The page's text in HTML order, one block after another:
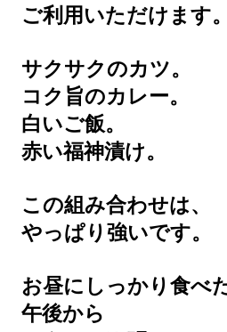
ご利用いただけます。
サクサクのカツ。
コク旨のカレー。
白いご飯。
赤い福神漬け。
この組み合わせは、
やっぱり強いです。
お昼にしっかり食べ
午後から